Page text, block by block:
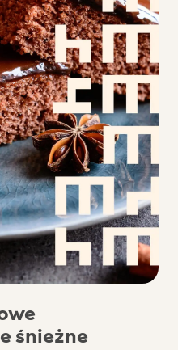
śnieżne